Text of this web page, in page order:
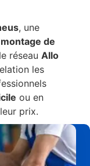
, une
montage de
réseau Allo
les
ou en
prix.